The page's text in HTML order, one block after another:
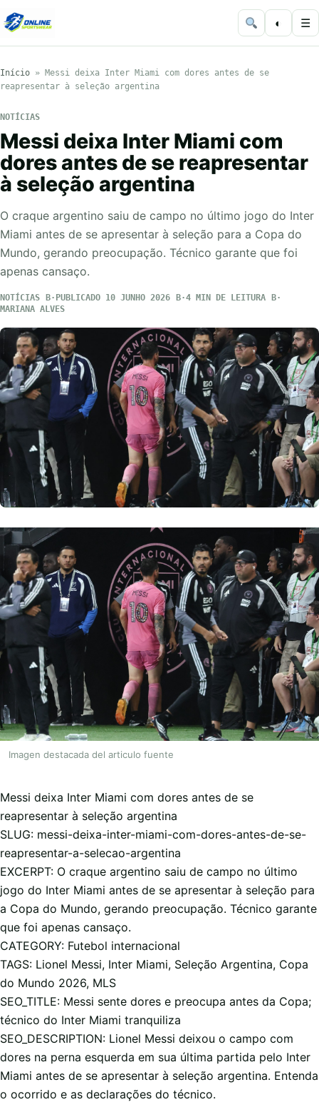
◐ ☰
Início » Messi deixa Inter Miami com dores antes de se
reapresentar à seleção argentina
NOTÍCIAS
Messi deixa Inter Miami com
dores antes de se reapresentar
à seleção argentina
O craque argentino saiu de campo no último jogo do Inter
Miami antes de se apresentar à seleção para a Copa do
Mundo, gerando preocupação. Técnico garante que foi
apenas cansaço.
NOTÍCIAS PUBLICADO 10 JUNHO 2026
4 MIN DE LEITURA
MARIANA ALVES
Imagen destacada del articulo fuente
Messi deixa Inter Miami com dores antes de se
reapresentar à seleção argentina
SLUG: messi-deixa-inter-miami-com-dores-antes-de-se-
reapresentar-a-selecao-argentina
EXCERPT: O craque argentino saiu de campo no último
jogo do Inter Miami antes de se apresentar à seleção para
a Copa do Mundo, gerando preocupação. Técnico garante
que foi apenas cansaço.
CATEGORY: Futebol internacional
TAGS: Lionel Messi, Inter Miami, Seleção Argentina, Copa
do Mundo 2026, MLS
SEO_TITLE: Messi sente dores e preocupa antes da Copa;
técnico do Inter Miami tranquiliza
SEO_DESCRIPTION: Lionel Messi deixou o campo com
dores na perna esquerda em sua última partida pelo Inter
Miami antes de se apresentar à seleção argentina. Entenda
o ocorrido e as declarações do técnico.